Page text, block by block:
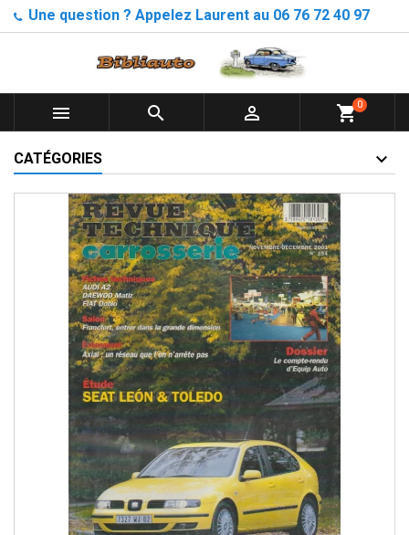
Une question ? Appelez Laurent au 06 76 72 40 97
   shopping_cart0
CATÉGORIES